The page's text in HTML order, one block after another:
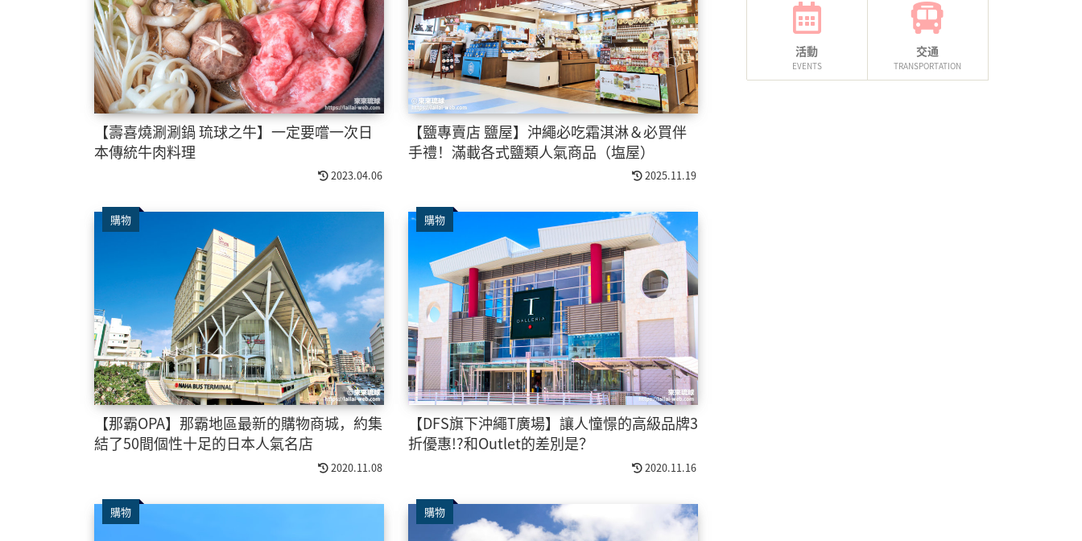
【壽喜燒涮涮鍋 琉球之牛】一定要嚐一次日
本傳統牛肉料理
2023.04.06
【鹽專賣店 鹽屋】沖繩必吃霜淇淋＆必買伴
手禮！滿載各式鹽類人氣商品（塩屋）
2025.11.19
購物
【那霸OPA】那霸地區最新的購物商城，約集
結了50間個性十足的日本人氣名店
2020.11.08
購物
【DFS旗下沖繩T廣場】讓人憧憬的高級品牌3
折優惠!?和Outlet的差別是？
2020.11.16
購物 購物
活動
EVENTS
交通
TRANSPORTATION